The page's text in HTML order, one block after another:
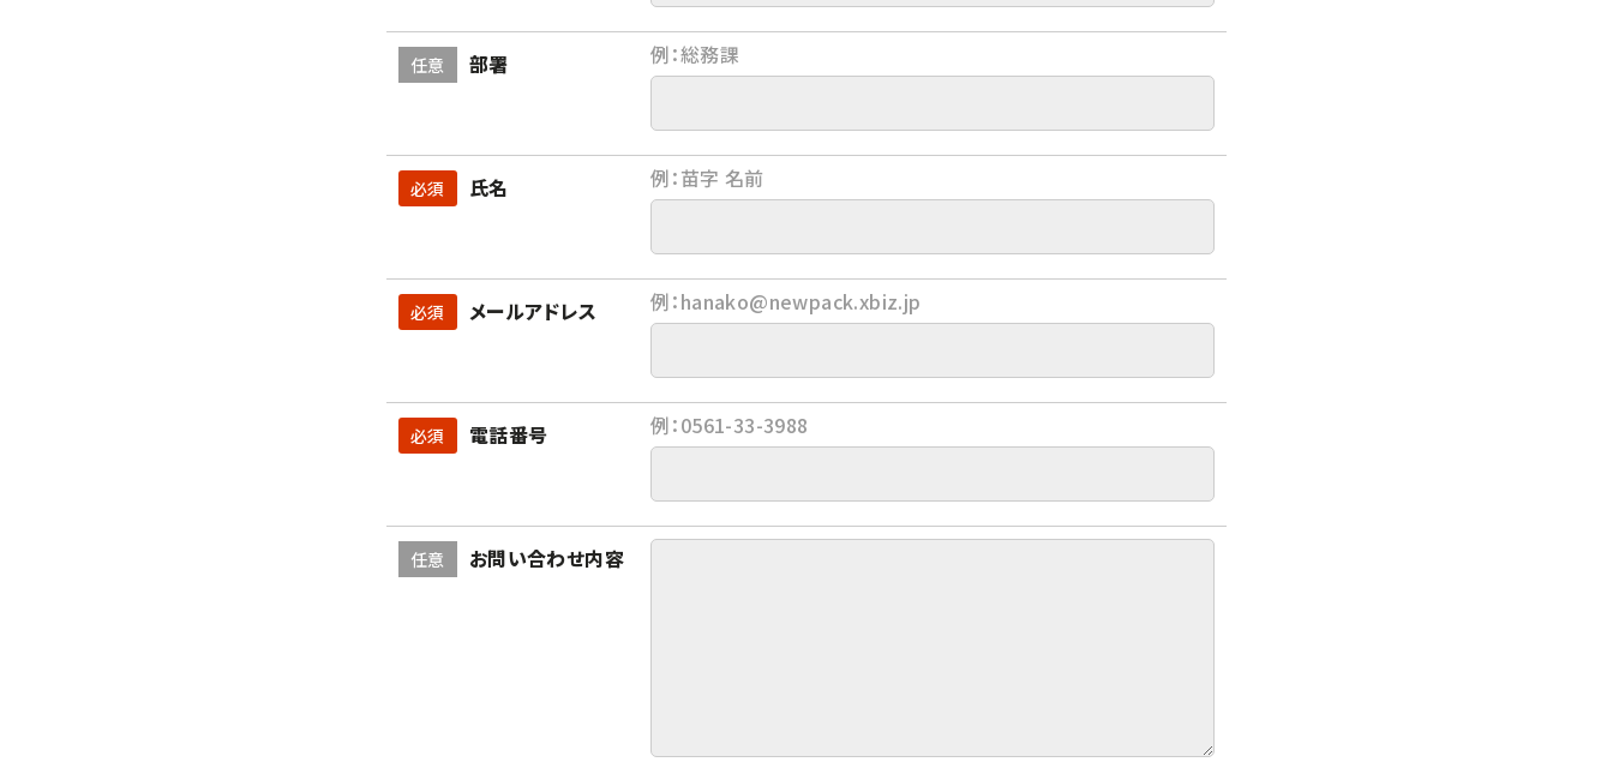
任意 部署 例：総務課
必須 氏名 例：苗字 名前
必須 メールアドレス 例：hanako@newpack.xbiz.jp
必須 電話番号 例：0561-33-3988
任意 お問い合わせ内容